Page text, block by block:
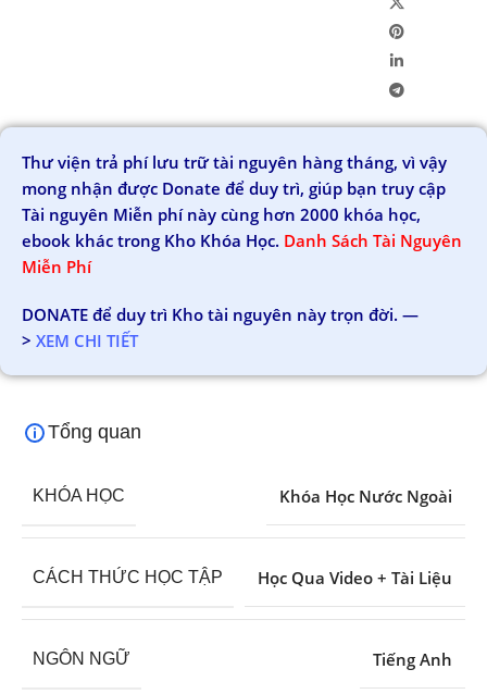
Thư viện trả phí lưu trữ tài nguyên hàng tháng, vì vậy
mong nhận được Donate để duy trì, giúp bạn truy cập
Tài nguyên Miễn phí này cùng hơn 2000 khóa học,
ebook khác trong Kho Khóa Học. Danh Sách Tài Nguyên
Miễn Phí
DONATE để duy trì Kho tài nguyên này trọn đời. —
> XEM CHI TIẾT
Tổng quan
KHÓA HỌC Khóa Học Nước Ngoài
CÁCH THỨC HỌC TẬP Học Qua Video + Tài Liệu
NGÔN NGỮ Tiếng Anh